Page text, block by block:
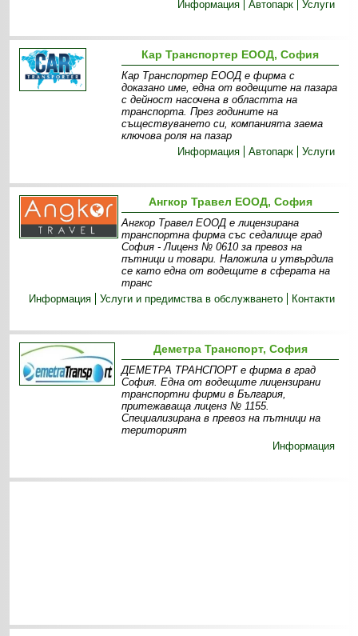
Информация
Автопарк Услуги
Кар Транспортер ЕООД, София
Кар Транспортер ЕООД е фирма с
доказано име, една от водещите на пазара
с дейност насочена в областта на
транспорта. През годините на
съществуването си, компанията заема
ключова роля на пазар
Информация
Автопарк Услуги
Ангкор Травел ЕООД, София
Ангкор Травел ЕООД е лицензирана
транспортна фирма със седалище град
София - Лиценз № 0610 за превоз на
пътници и товари. Наложила и утвърдила
се като една от водещите в сферата на
транс
Информация
Услуги и предимства в обслужването Контакти
Деметра Транспорт, София
ДЕМЕТРА ТРАНСПОРТ е фирма в град
София. Една от водещите лицензирани
транспортни фирми в България,
притежаваща лиценз № 1155.
Специализирана в превоз на пътници на
територият
Информация